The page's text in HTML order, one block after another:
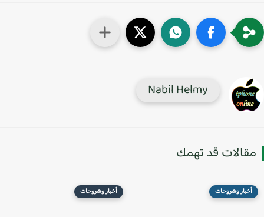
Nabil Helmy
قد تهمك
أخبار وشروحات أخبار وشروحات